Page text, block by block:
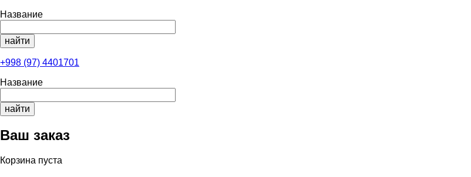
Название
+998 (97) 4401701
Название
Ваш заказ
Корзина пуста